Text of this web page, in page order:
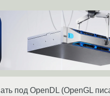
под OpenDL (OpenGL